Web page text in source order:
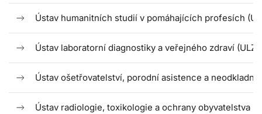
Ústav humanitních studií v pomáhajících profesích
Ústav laboratorní diagnostiky a veřejného zdraví (ULZ)
Ústav ošetřovatelství, porodní asistence a neodkladné
Ústav radiologie, toxikologie a ochrany obyvatelstva